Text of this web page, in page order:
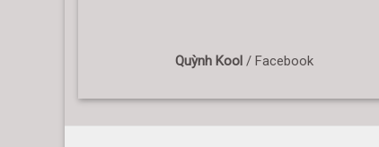
Quỳnh Kool / Facebook